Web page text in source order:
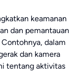
keamanan
dan pemantauan
dalam
dan kamera
tentang aktivitas